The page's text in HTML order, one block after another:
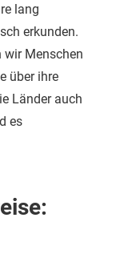
lang
erkunden.
wir Menschen
über ihre
Länder auch
es